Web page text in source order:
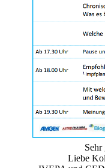
Sehr
Liebe